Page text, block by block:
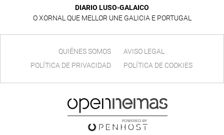
DIARIO LUSO-GALAICO
O XORNAL QUE MELLOR UNE GALICIA E PORTUGAL
QUIÉNES SOMOS
AVISO LEGAL
POLÍTICA DE PRIVACIDAD
POLÍTICA DE COOKIES